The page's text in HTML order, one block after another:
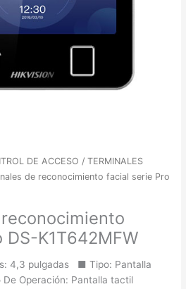
DE ACCESO /TERMINALES
de reconocimiento facial serie Pro
K1T642MFW
4,3 pulgadas ■ Tipo: Pantalla
Operación: Pantalla tactil